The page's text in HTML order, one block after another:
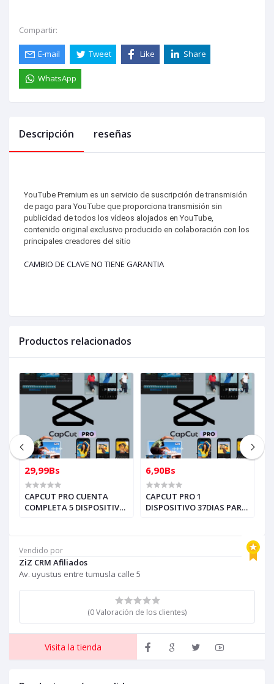
Compartir:
E-mail Tweet Like Share
WhatsApp
Vendido por
ZiZ CRM Afiliados
Av. uyustus entre tumusla calle 5
(0 Valoración de los clientes)
Visita la tienda
Descripción reseñas
YouTube Premium es un servicio de suscripción de transmisión
de pago para YouTube que proporciona transmisión sin
publicidad de todos los vídeos alojados en YouTube,
contenido original exclusivo producido en colaboración con los
principales creadores del sitio
CAMBIO DE CLAVE NO TIENE GARANTIA
Productos relacionados
29,99Bs
CAPCUT PRO CUENTA
COMPLETA 5 DISPOSITIVO
creditos puede comprar, )
para soporte escribir al
whatsapp Historial,
6,90Bs
CAPCUT PRO 1
DISPOSITIVO 37DIAS PARA